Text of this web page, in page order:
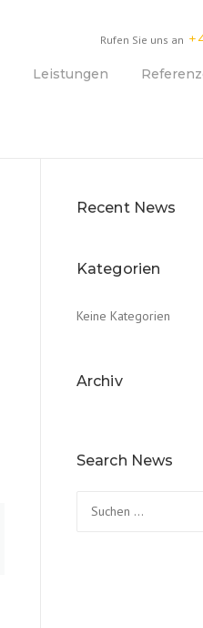
Rufen Sie uns an
Leistungen
Recent News
Kategorien
Keine Kategorien
Archiv
Search News